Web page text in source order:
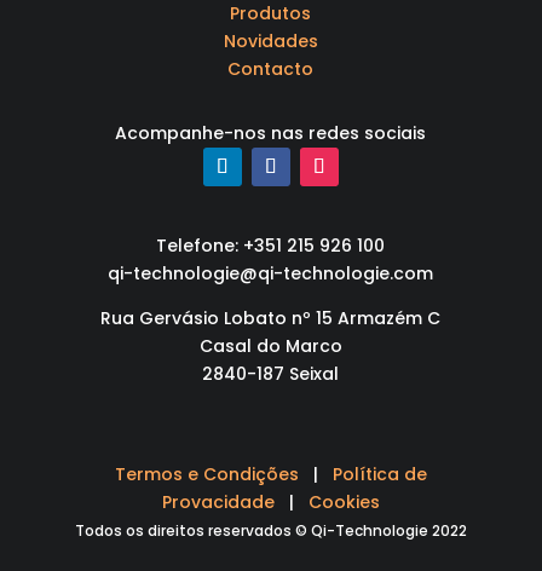
Produtos
Novidades
Contacto
Acompanhe-nos nas redes sociais
Telefone: +351 215 926 100
qi-technologie@qi-technologie.com
Rua Gervásio Lobato nº 15 Armazém C
Casal do Marco
2840-187 Seixal
Termos e Condições | Política de
Provacidade| Cookies
Todos os direitos reservados © Qi-Technologie 2022